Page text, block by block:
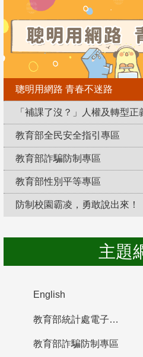
聰明用網路 青春不迷路
「補課了沒？」人權及轉型正
教育部全民安全指引專區
教育部詐騙防制專區
教育部性別平等專區
防制校園霸凌，勇敢說出來！
主題
English
教育部統計處電子書櫃
教育部詐騙防制專區